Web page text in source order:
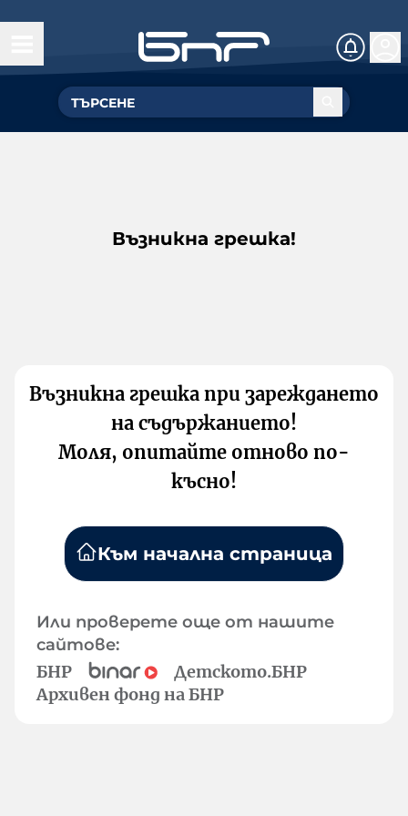
Възникна грешка!
Възникна грешка при зареждането
на съдържанието!
Моля, опитайте отново по-
късно!
Към начална страница
Или проверете още от нашите
сайтове:
БНР
Детското.БНР
Архивен фонд на БНР